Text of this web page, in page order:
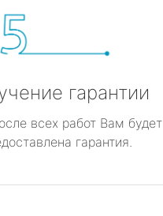
гарантии
всех работ Вам будет
гарантия.